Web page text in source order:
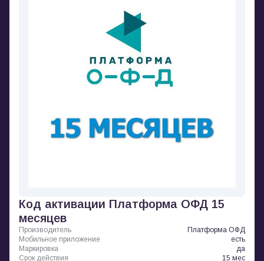
Код активации Платформа ОФД 15
месяцев
Производитель
Платформа ОФД
Мобильное приложение
есть
Маркировка
да
Срок действия
15 мес